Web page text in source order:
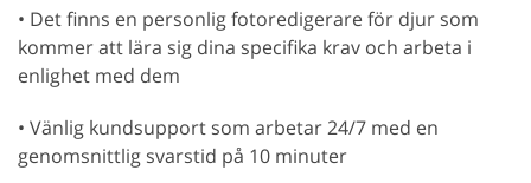
• Det finns en personlig fotoredigerare för djur som
kommer att lära sig dina specifika krav och arbeta i
enlighet med dem
• Vänlig kundsupport som arbetar 24/7 med en
genomsnittlig svarstid på 10 minuter